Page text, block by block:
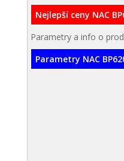
Nejlepší ceny NAC
Parametry a info o
Parametry NAC